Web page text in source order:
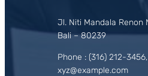
Jl. Niti Mandala Renon
Bali – 80239
Phone : (316) 212-
xyz@example.com